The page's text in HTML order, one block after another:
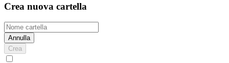
Crea nuova cartella
Annulla
Crea